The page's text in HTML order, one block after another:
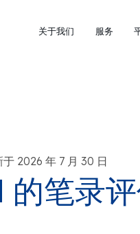
关于我们 服务
于 2026 年 7 月 30 日
笔录